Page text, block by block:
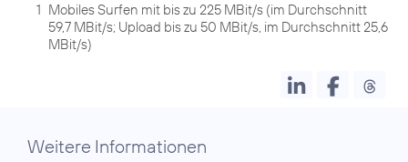
1 Mobiles Surfen mit bis zu 225 MBit/s (im Durchschnitt
59,7 MBit/s; Upload bis zu 50 MBit/s, im Durchschnitt 25,6
MBit/s)
Weitere Informationen